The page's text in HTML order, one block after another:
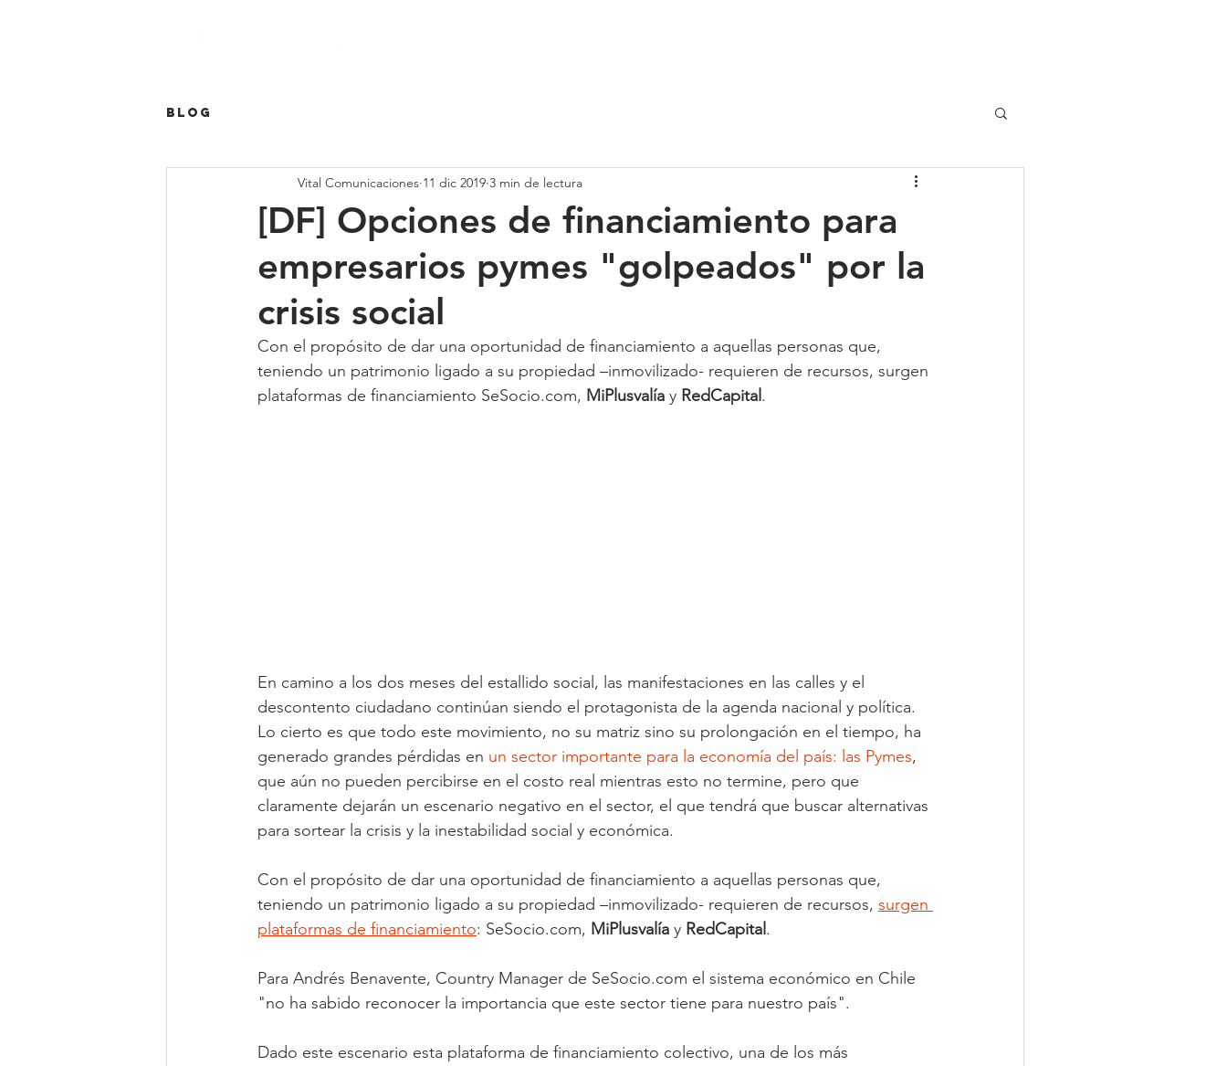
Blog
[DF] Opciones de financiamiento para
empresarios pymes "golpeados" por la
crisis social
Vital Comunicaciones 11 dic 2019 3 min de lectura
Con el propósito de dar una oportunidad de financiamiento a aquellas personas que,
teniendo un patrimonio ligado a su propiedad –inmovilizado- requieren de recursos, surgen
plataformas de financiamiento SeSocio.com, MiPlusvalía y RedCapital .
En camino a los dos meses del estallido social, las manifestaciones en las calles y el
descontento ciudadano continúan siendo el protagonista de la agenda nacional y política.
Lo cierto es que todo este movimiento, no su matriz sino su prolongación en el tiempo, ha
generado grandes pérdidas en un sector importante para la economía del país: las Pymes,
que aún no pueden percibirse en el costo real mientras esto no termine, pero que
claramente dejarán un escenario negativo en el sector, el que tendrá que buscar alternativas
para sortear la crisis y la inestabilidad social y económica.
Con el propósito de dar una oportunidad de financiamiento a aquellas personas que,
teniendo un patrimonio ligado a su propiedad –inmovilizado- requieren de recursos, surgen
plataformas de financiamiento: SeSocio.com, MiPlusvalía y RedCapital .
Para Andrés Benavente, Country Manager de SeSocio.com el sistema económico en Chile
"no ha sabido reconocer la importancia que este sector tiene para nuestro país".
Dado este escenario esta plataforma de financiamiento colectivo, una de los más